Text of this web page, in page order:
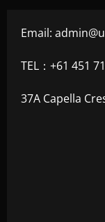
Email:
TEL：+61 451
37A Capella